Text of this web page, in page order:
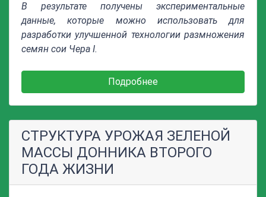
В результате получены экспериментальные
данные, которые можно использовать для
разработки улучшенной технологии размножения
семян сои Чера I.
Подробнее
СТРУКТУРА УРОЖАЯ ЗЕЛЕНОЙ
МАССЫ ДОННИКА ВТОРОГО
ГОДА ЖИЗНИ